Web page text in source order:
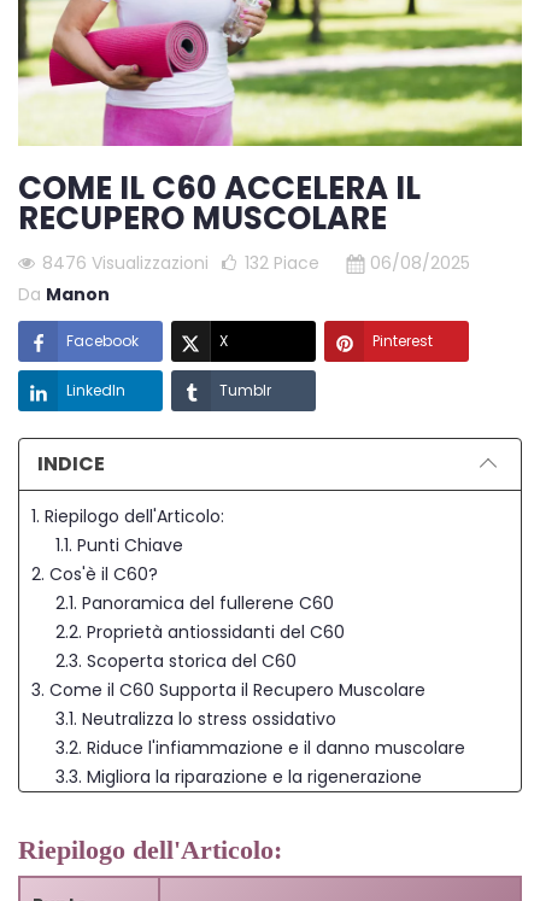
COME IL C60 ACCELERA IL
RECUPERO MUSCOLARE
8476 Visualizzazioni 132 Piace
06/08/2025
Da Manon
Facebook X Pinterest
LinkedIn Tumblr
INDICE
1. Riepilogo dell'Articolo:
1.1. Punti Chiave
2. Cos'è il C60?
2.1. Panoramica del fullerene C60
2.2. Proprietà antiossidanti del C60
2.3. Scoperta storica del C60
3. Come il C60 Supporta il Recupero Muscolare
3.1. Neutralizza lo stress ossidativo
3.2. Riduce l'infiammazione e il danno muscolare
3.3. Migliora la riparazione e la rigenerazione
4. Vantaggi Principali del C60 per gli Atleti
4.1. Tempo di recupero più veloce dopo gli
allenamenti
Riepilogo dell'Articolo: